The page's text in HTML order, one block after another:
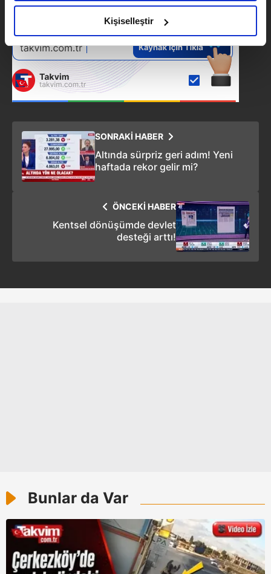
amacımızın size daha iyi bir reklam deneyimi sunmak
olduğunu ve sizlere en iyi içerikleri sunabilmek adına
elimizden gelen çabayı gösterdiğimizi ve bu noktada,
reklamların maliyetlerimizi karşılamak noktasında tek gelir
kalemimiz olduğunu sizlere hatırlatmak isteriz.
Her halükârda, kullanıcılar, bu çerezlere izin vermedikleri
gösterilmeyecektir."
Sizlere daha iyi bir hizmet sunabilmek için İnternet
Sitemizde kendimize ve üçüncü kişilere ait çerezler
kullanılmaktadır. Bu çerezler vasıtasıyla çeşitli kişisel
verileriniz işlenmekte olup gerekli olan çerezler bilgi
toplumu hizmetlerinin sunulması amacıyla
kullanılmaktadır. Diğer çerezler, sitemizin daha işlevsel
kılınması ve kişiselleştirilmesi ve sizlere yönelik
reklam/pazarlama faaliyetlerinin yapılması, amaçlarıyla
Kişiselleştir
SONRAKİ HABER
Altında sürpriz geri adım! Yeni
haftada rekor gelir mi?
ÖNCEKİ HABER
Kentsel dönüşümde devlet
desteği arttı!
Bunlar da Var